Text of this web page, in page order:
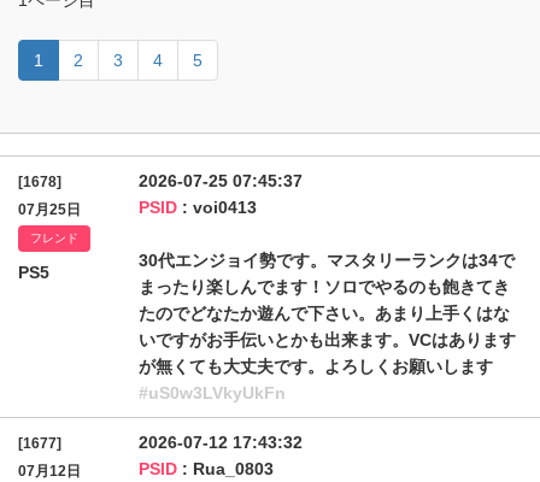
1 2 3 4 5
[1678]
07月25日
フレンド
PS5
2026-07-25 07:45:37
PSID : voi0413
30代エンジョイ勢です。マスタリーランクは34で
まったり楽しんでます！ソロでやるのも飽きてき
たのでどなたか遊んで下さい。あまり上手くはな
いですがお手伝いとかも出来ます。VCはあります
が無くても大丈夫です。よろしくお願いします
#uS0w3LVkyUkFn
[1677]
07月12日
2026-07-12 17:43:32
PSID : Rua_0803